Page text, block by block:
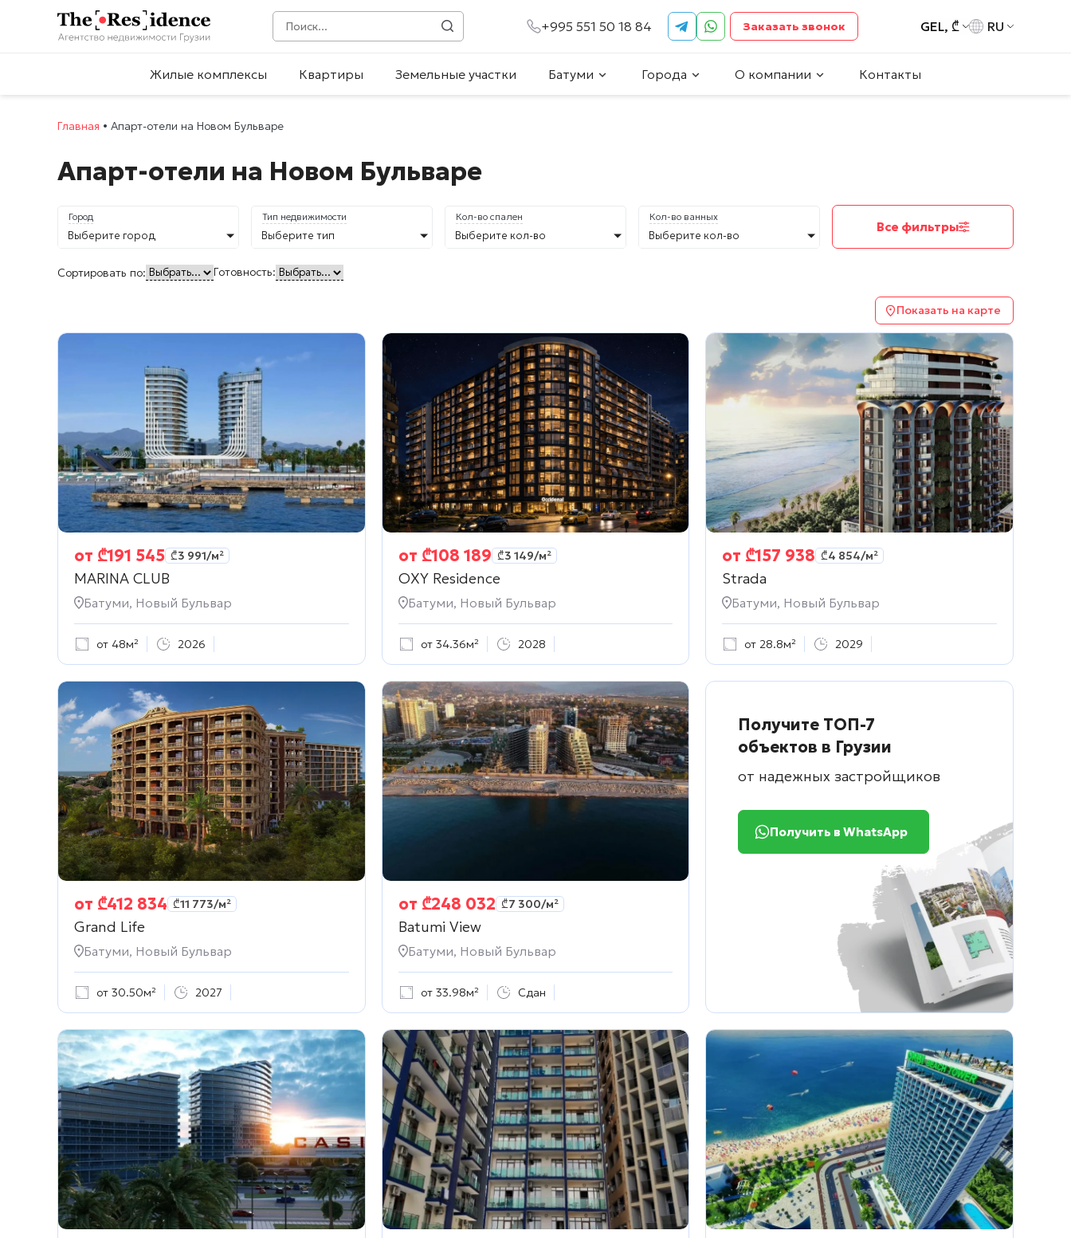
+995 551 50 18 84 Заказать звонок GEL, ₾ RU
Жилые комплексы Квартиры Земельные участки Батуми Города О компании Контакты
Главная • Апарт-отели на Новом Бульваре
Апарт-отели на Новом Бульваре
Город
Выберите город
Тип недвижимости
Выберите тип
Кол-во спален
Выберите кол-во
Кол-во ванных
Выберите кол-во
Все фильтры
Сортировать по: Готовность:
Показать на карте
от ₾191 545 ₾3 991/м²
MARINA CLUB
Батуми, Новый Бульвар
от 48м² 2026
от ₾108 189 ₾3 149/м²
OXY Residence
Батуми, Новый Бульвар
от 34.36м² 2028
от ₾157 938 ₾4 854/м²
Strada
Батуми, Новый Бульвар
от 28.8м² 2029
от ₾412 834 ₾11 773/м²
Grand Life
Батуми, Новый Бульвар
от 30.50м² 2027
от ₾248 032 ₾7 300/м²
Batumi View
Батуми, Новый Бульвар
от 33.98м² Сдан
Получите ТОП-7
объектов в Грузии
от надежных застройщиков
Получить в WhatsApp